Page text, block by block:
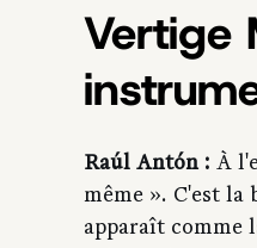
Vertige
Raúl Antón : À
même ». C'est la
apparaît comme